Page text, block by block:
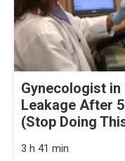
Gynecologist in
Leakage After
(Stop Doing
3 h 41 min